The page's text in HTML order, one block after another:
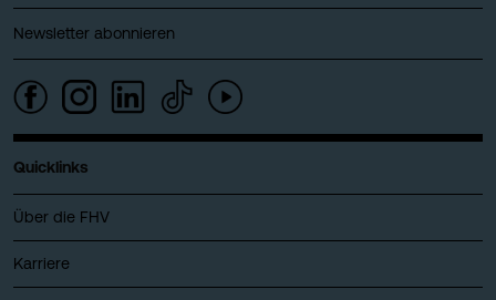
Newsletter abonnieren
Quicklinks
Über die FHV
Karriere